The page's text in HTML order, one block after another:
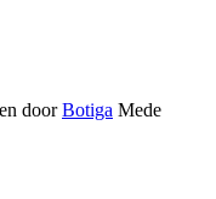
doorBotiga Mede